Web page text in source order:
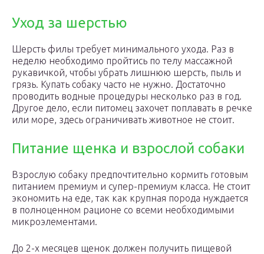
Уход за шерстью
Шерсть филы требует минимального ухода. Раз в
неделю необходимо пройтись по телу массажной
рукавичкой, чтобы убрать лишнюю шерсть, пыль и
грязь. Купать собаку часто не нужно. Достаточно
проводить водные процедуры несколько раз в год.
Другое дело, если питомец захочет поплавать в речке
или море, здесь ограничивать животное не стоит.
Питание щенка и взрослой собаки
Взрослую собаку предпочтительно кормить готовым
питанием премиум и супер-премиум класса. Не стоит
экономить на еде, так как крупная порода нуждается
в полноценном рационе со всеми необходимыми
микроэлементами.
До 2-х месяцев щенок должен получить пищевой